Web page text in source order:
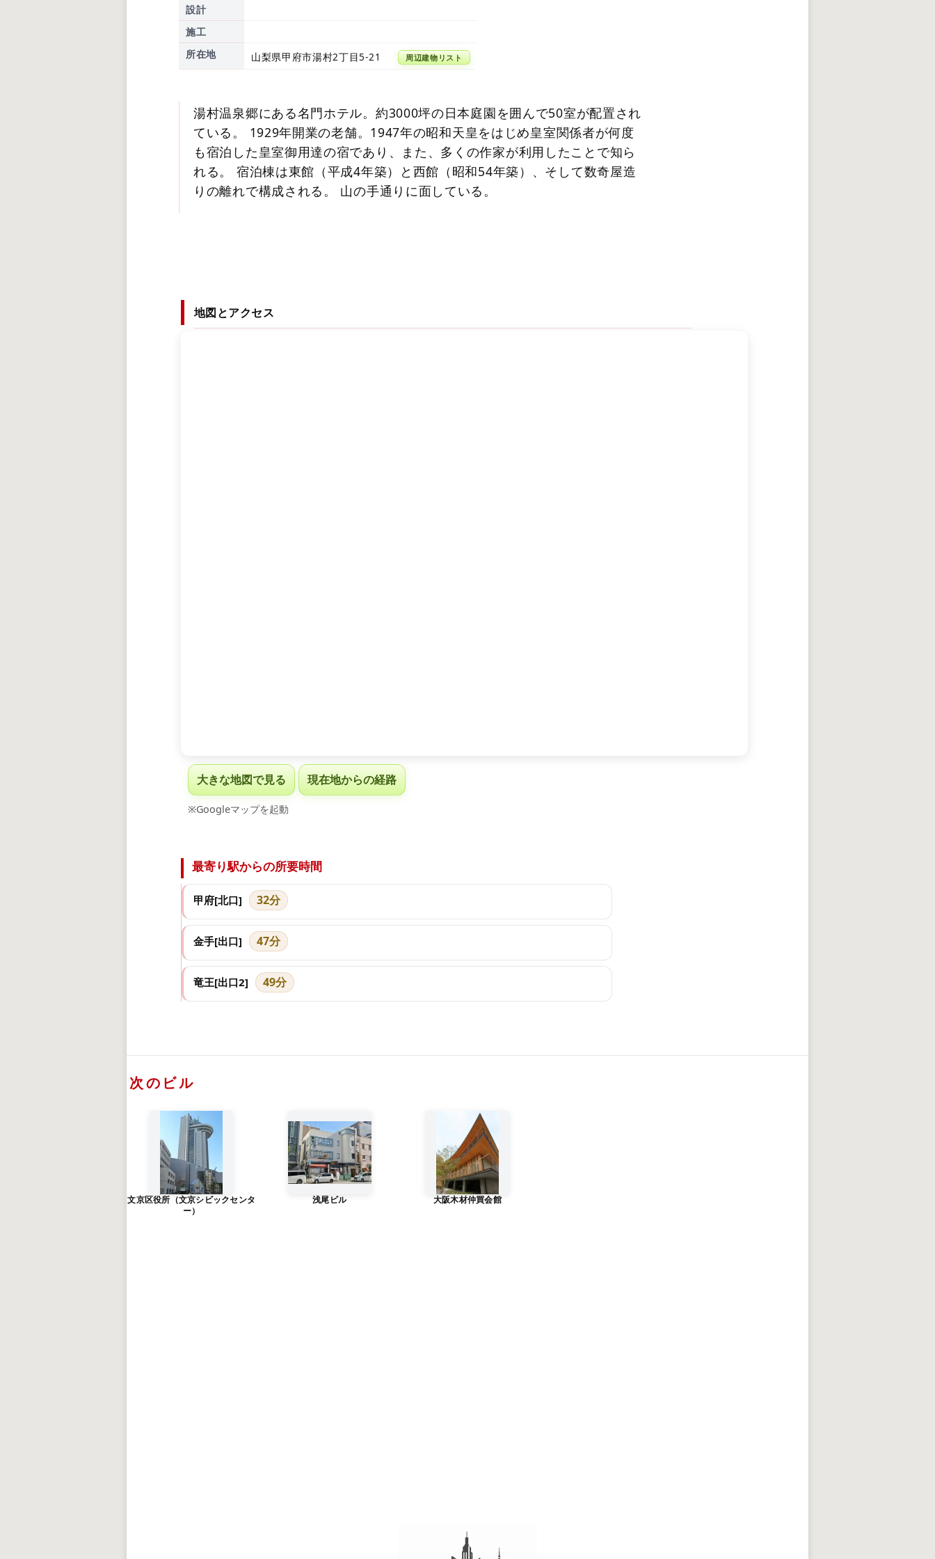
設計
施工
所在地
山梨県甲府市湯村2丁目5-21 周辺建物リスト
湯村温泉郷にある名門ホテル。約3000坪の日本庭園を囲んで50室が配置され
ている。 1929年開業の老舗。1947年の昭和天皇をはじめ皇室関係者が何度
も宿泊した皇室御用達の宿であり、また、多くの作家が利用したことで知ら
れる。 宿泊棟は東館（平成4年築）と西館（昭和54年築）、そして数奇屋造
りの離れで構成される。 山の手通りに面している。
地図とアクセス
大きな地図で見る 現在地からの経路
※Googleマップを起動
最寄り駅からの所要時間
甲府[北口] 32分
金手[出口] 47分
竜王[出口2] 49分
次のビル
文京区役所（文京シビックセンタ
ー）
浅尾ビル 大阪木材仲買会館